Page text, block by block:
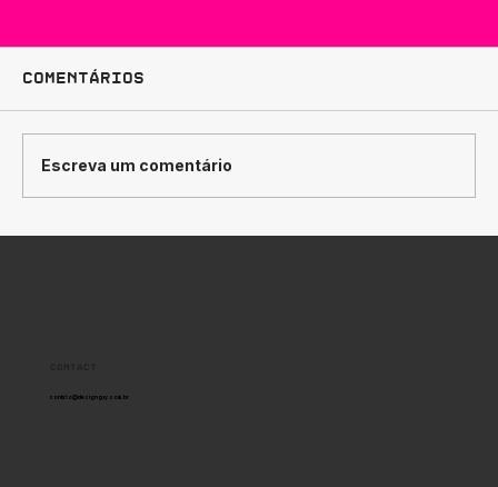
Comentários
Escreva um comentário
contato@designguy.com.br